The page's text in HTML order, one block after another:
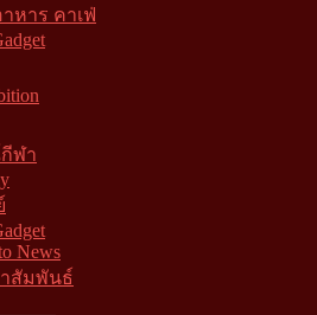
หาร คาเฟ่
ฬา
News
สัมพันธ์